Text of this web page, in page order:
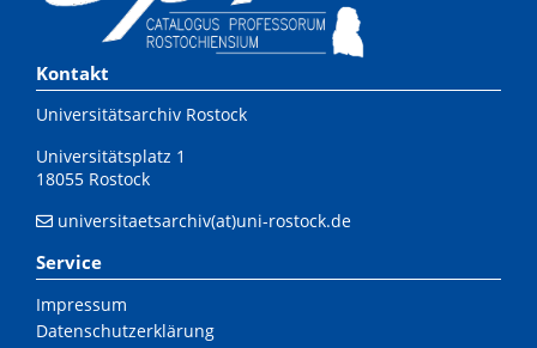
Kontakt
Universitätsarchiv Rostock
Universitätsplatz 1
18055 Rostock
universitaetsarchiv(at)uni-rostock.de
Service
Impressum
Datenschutzerklärung